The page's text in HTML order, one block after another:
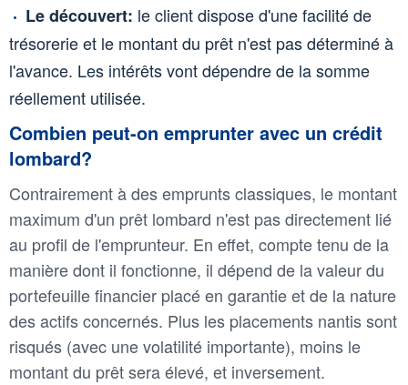
Le découvert: le client dispose d'une facilité de
trésorerie et le montant du prêt n'est pas déterminé à
l'avance. Les intérêts vont dépendre de la somme
réellement utilisée.
Combien peut-on emprunter avec un crédit
lombard?
Contrairement à des emprunts classiques, le montant
maximum d'un prêt lombard n'est pas directement lié
au profil de l'emprunteur. En effet, compte tenu de la
manière dont il fonctionne, il dépend de la valeur du
portefeuille financier placé en garantie et de la nature
des actifs concernés. Plus les placements nantis sont
risqués (avec une volatilité importante), moins le
montant du prêt sera élevé, et inversement.